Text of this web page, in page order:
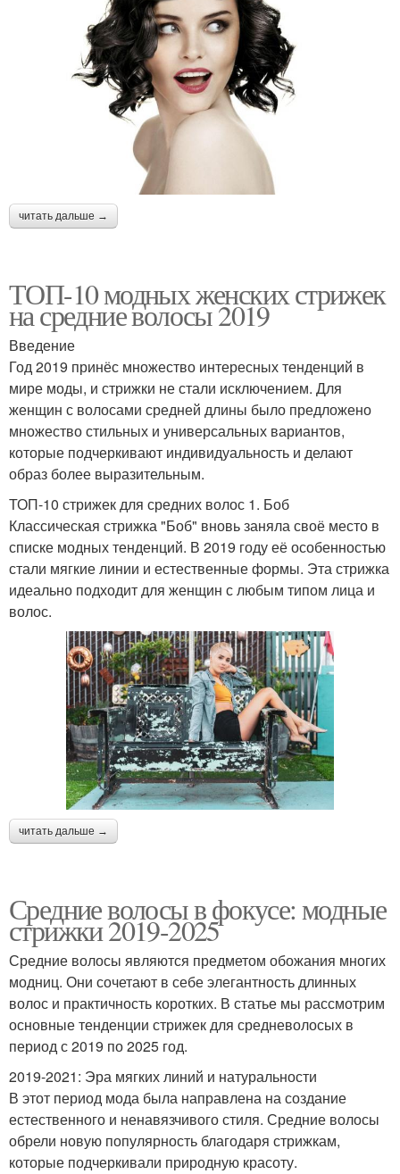
читать дальше →
ТОП-10 модных женских стрижек
на средние волосы 2019
Введение
Год 2019 принёс множество интересных тенденций в
мире моды, и стрижки не стали исключением. Для
женщин с волосами средней длины было предложено
множество стильных и универсальных вариантов,
которые подчеркивают индивидуальность и делают
образ более выразительным.
ТОП-10 стрижек для средних волос 1. Боб
Классическая стрижка "Боб" вновь заняла своё место в
списке модных тенденций. В 2019 году её особенностью
стали мягкие линии и естественные формы. Эта стрижка
идеально подходит для женщин с любым типом лица и
волос.
читать дальше →
Средние волосы в фокусе: модные
стрижки 2019-2025
Средние волосы являются предметом обожания многих
модниц. Они сочетают в себе элегантность длинных
волос и практичность коротких. В статье мы рассмотрим
основные тенденции стрижек для средневолосых в
период с 2019 по 2025 год.
2019-2021: Эра мягких линий и натуральности
В этот период мода была направлена на создание
естественного и ненавязчивого стиля. Средние волосы
обрели новую популярность благодаря стрижкам,
которые подчеркивали природную красоту.